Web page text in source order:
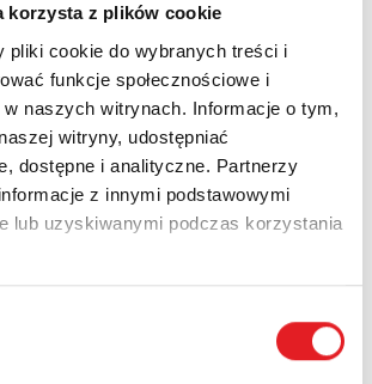
korzysta z plików cookie
pliki cookie do wybranych treści i
funkcje społecznościowe i
naszych witrynach. Informacje o tym,
witryny, udostępniać
dostępne i analityczne. Partnerzy
z innymi podstawowymi
lub uzyskiwanymi podczas korzystania